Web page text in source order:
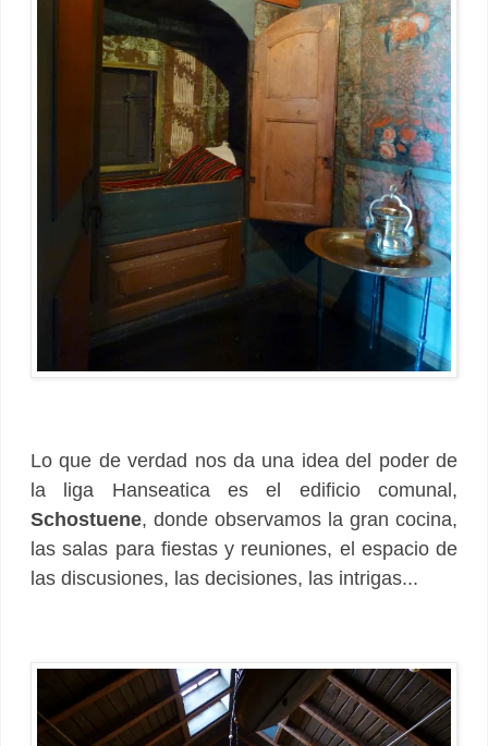
Lo que de verdad nos da una idea del poder de
la liga Hanseatica es el edificio comunal,
Schostuene, donde observamos la gran cocina,
las salas para fiestas y reuniones, el espacio de
las discusiones, las decisiones, las intrigas...